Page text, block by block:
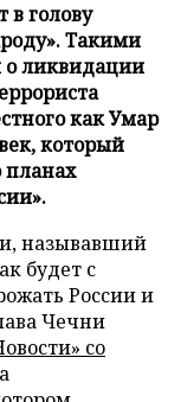
в голову
Такими
о ликвидации
как Умар
который
планах
называвший
будет с
России и
Чечни
со